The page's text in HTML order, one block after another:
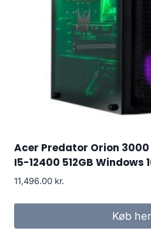
Acer Predator Orion
I5-12400 512GB Windows
11,496.00 kr.
Køb her